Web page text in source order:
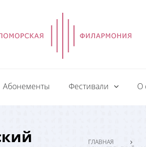
Абонементы Фестивали О
ГЛАВНАЯ